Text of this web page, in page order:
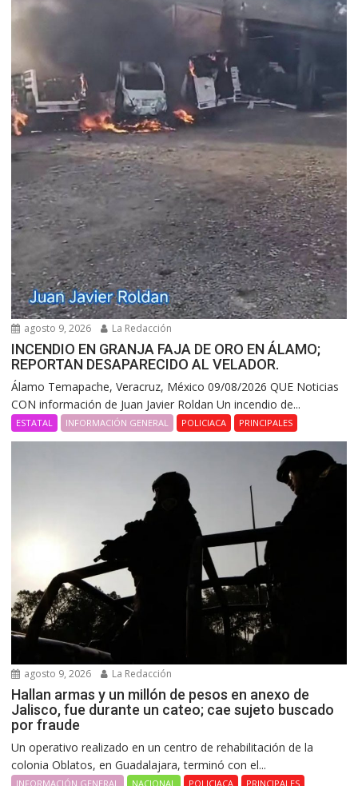
agosto 9, 2026 La Redacción
INCENDIO EN GRANJA FAJA DE ORO EN ÁLAMO;
REPORTAN DESAPARECIDO AL VELADOR.
Álamo Temapache, Veracruz, México 09/08/2026 QUE Noticias
CON información de Juan Javier Roldan Un incendio de...
ESTATAL INFORMACIÓN GENERAL POLICIACA PRINCIPALES
agosto 9, 2026 La Redacción
Hallan armas y un millón de pesos en anexo de
Jalisco, fue durante un cateo; cae sujeto buscado
por fraude
Un operativo realizado en un centro de rehabilitación de la
colonia Oblatos, en Guadalajara, terminó con el...
INFORMACIÓN GENERAL NACIONAL POLICIACA PRINCIPALES